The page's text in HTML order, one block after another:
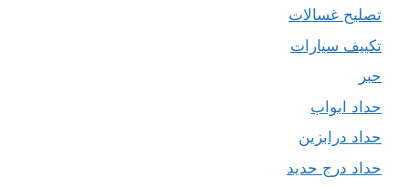
تصليح غسالات
تكييف سيارات
حبر
حداد ابواب
حداد درابزين
حداد درج حديد